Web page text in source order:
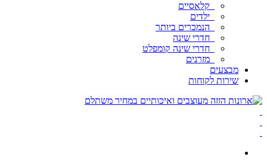
קלאסיים
ילדים
הנמכרים ביותר
חדרי שינה
חדרי שינה קומפלט
מזרנים
מבצעים
שירות לקוחות